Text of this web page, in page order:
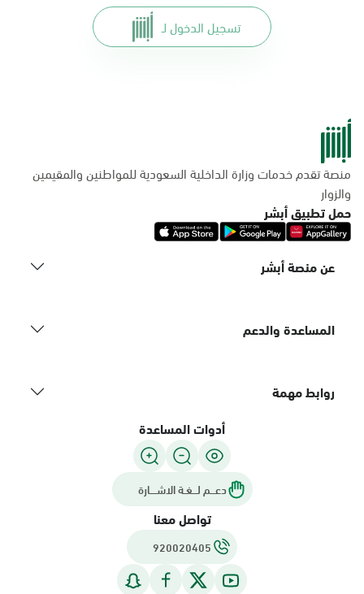
تسجيل الدخول لـ
منصة تقدم خدمات وزارة الداخلية السعودية للمواطنين والمقيمين
والزوار
حمل تطبيق أبشر
عن منصة أبشر
المساعدة والدعم
روابط مهمة
أدوات المساعدة
دعـــم لـــغـة الاشــــارة
تواصل معنا
920020405